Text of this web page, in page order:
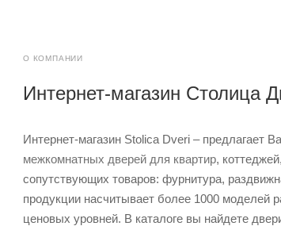
О КОМПАНИИ
Интернет-магазин Столица
Интернет-магазин Stolica Dveri – предлагает
межкомнатных дверей для квартир,
сопутствующих товаров: фурнитура,
продукции насчитывает более 1000 моделей
ценовых уровней. В каталоге вы найдете